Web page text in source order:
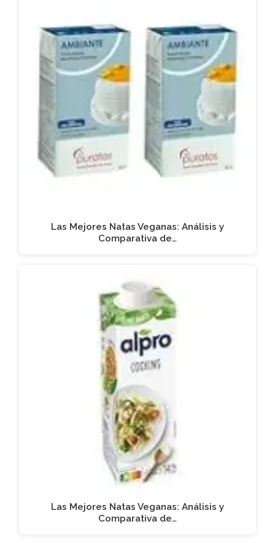
Las Mejores Natas Veganas: Análisis y
Comparativa de…
Las Mejores Natas Veganas: Análisis y
Comparativa de…